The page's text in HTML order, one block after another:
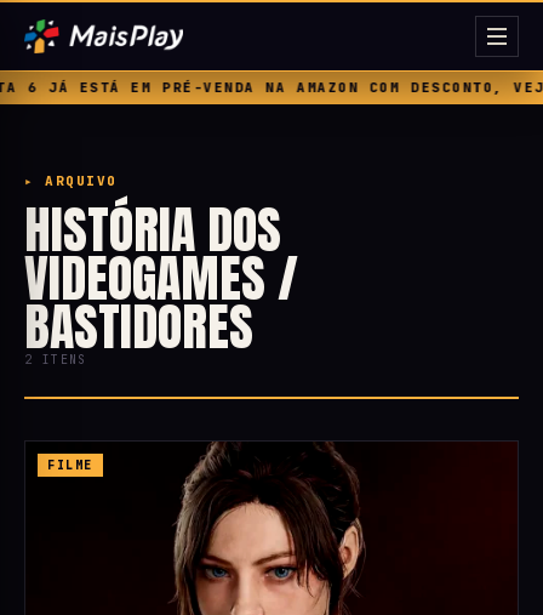
JÁ ESTÁ EM PRÉ-VENDA NA AMAZON COM DESCONTO,
▸ ARQUIVO
HISTÓRIA DOS
VIDEOGAMES /
BASTIDORES
2 ITENS
FILME